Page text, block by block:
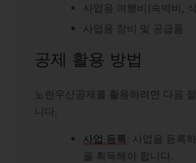
사업용 여행비(숙박비,
사업용 장비 및 공급품
공제 활용 방법
노란우산공제를 활용하려면 다음
니다.
사업 등록: 사업을 등록
을 획득해야 합니다.